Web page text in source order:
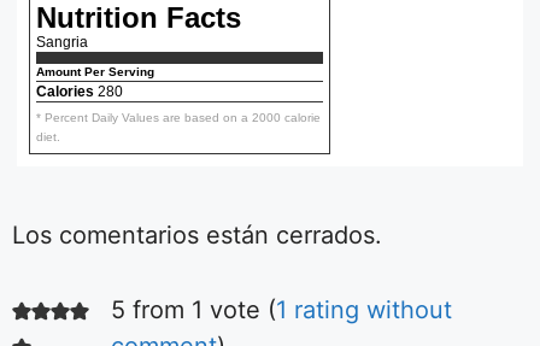
Nutrition Facts
Sangria
Amount Per Serving
Calories 280
* Percent Daily Values are based on a 2000 calorie
diet.
Los comentarios están cerrados.
5 from 1 vote (1 rating without
Ensalada fácil